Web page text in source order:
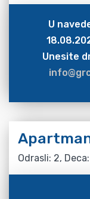
U
Unesite
Odrasli: 2,